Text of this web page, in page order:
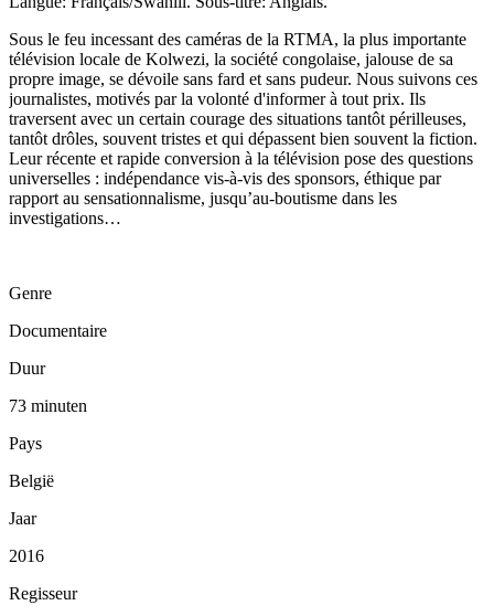
Sous le feu incessant des caméras de la RTMA, la plus importante
télévision locale de Kolwezi, la société congolaise, jalouse de sa
propre image, se dévoile sans fard et sans pudeur. Nous suivons ces
journalistes, motivés par la volonté d'informer à tout prix. Ils
traversent avec un certain courage des situations tantôt périlleuses,
tantôt drôles, souvent tristes et qui dépassent bien souvent la fiction.
Leur récente et rapide conversion à la télévision pose des questions
universelles : indépendance vis-à-vis des sponsors, éthique par
rapport au sensationnalisme, jusqu’au-boutisme dans les
investigations…
Genre
Documentaire
Duur
73 minuten
Pays
België
Jaar
2016
Regisseur